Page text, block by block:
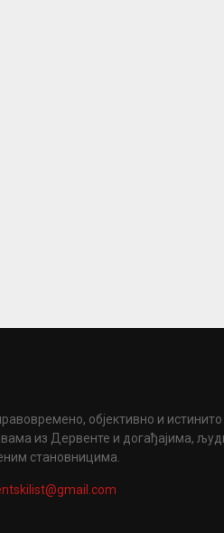
објективно и
из Дервенте и догађајима,
становницима.